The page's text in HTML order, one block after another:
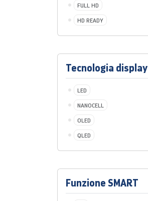
FULL HD
HD READY
Tecnologia display
LED
NANOCELL
OLED
QLED
Funzione SMART